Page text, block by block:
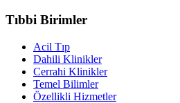
Tıbbi Birimler
Acil Tıp
Dahili Klinikler
Cerrahi Klinikler
Temel Bilimler
Özellikli Hizmetler